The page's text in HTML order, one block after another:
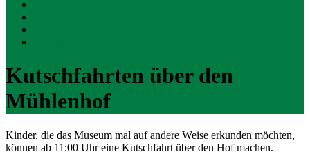
Kutschfahrten über den
Mühlenhof
Kinder, die das Museum mal auf andere Weise erkunden möchten,
können ab 11:00 Uhr eine Kutschfahrt über den Hof machen.